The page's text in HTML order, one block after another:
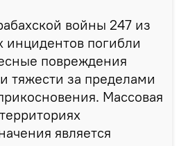
войны 247 из
погибли
повреждения
тяжести за пределами
Массовая
является